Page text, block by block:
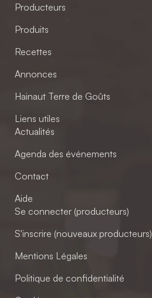
Producteurs
Produits
Recettes
Annonces
Hainaut Terre de Goûts
Liens utiles
Actualités
Agenda des événements
Contact
Aide
Se connecter (producteurs)
S'inscrire (nouveaux producteurs)
Mentions Légales
Politique de confidentialité